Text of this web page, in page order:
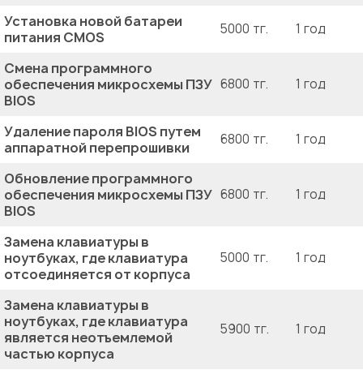
Установка новой батареи
питания CMOS
5000 тг. 1 год
Смена программного
обеспечения микросхемы ПЗУ
BIOS
6800 тг. 1 год
Удаление пароля BIOS путем
аппаратной перепрошивки
6800 тг. 1 год
Обновление программного
обеспечения микросхемы ПЗУ
BIOS
6800 тг. 1 год
Замена клавиатуры в
ноутбуках, где клавиатура
отсоединяется от корпуса
5000 тг. 1 год
Замена клавиатуры в
ноутбуках, где клавиатура
является неотъемлемой
частью корпуса
5900 тг. 1 год